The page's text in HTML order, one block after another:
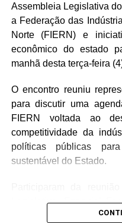
pilares de sustentação da
A proteção social
da campanha “Agosto
legislação estadual
a mulher. A necessidade
segurança pública e
reforçada. Outras
incluíram a proposta
plataformas de
reconhecimento de
Por fim, questões
Assembleia Legislativa
a Federação das
Norte (FIERN) e
econômico do estado
manhã desta terça-feira
O encontro reuniu
para discutir uma
FIERN voltada ao
competitividade da
políticas públicas
sustentável do Estado.
Legislativa, Ezequiel
FIERN, Roberto